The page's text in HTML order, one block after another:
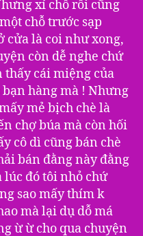
xí chỗ rồi cũng
chỗ trước sạp
cửa là coi như xong,
còn dễ nghe chứ
cái miệng của
hàng mà ! Nhưng
mẻ bịch chè là
chợ búa mà còn hối
cô dì cũng bán chè
bán đằng này đằng
đó tôi nhỏ chứ
sao mấy thím k
mà lại dụ dỗ má
ừ ừ cho qua chuyện